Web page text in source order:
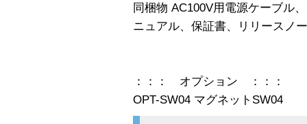
同梱物 AC100V用電源ケーブル
ニュアル、保証書、リリースノ
：：： オプション ：：：
OPT-SW04 マグネットSW04